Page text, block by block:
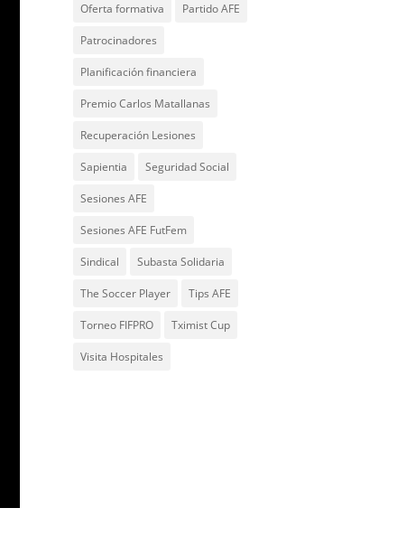
Oferta formativa Partido AFE
Patrocinadores
Planificación financiera
Premio Carlos Matallanas
Recuperación Lesiones
Sapientia Seguridad Social
Sesiones AFE
Sesiones AFE FutFem
Sindical Subasta Solidaria
The Soccer Player Tips AFE
Torneo FIFPRO Tximist Cup
Visita Hospitales